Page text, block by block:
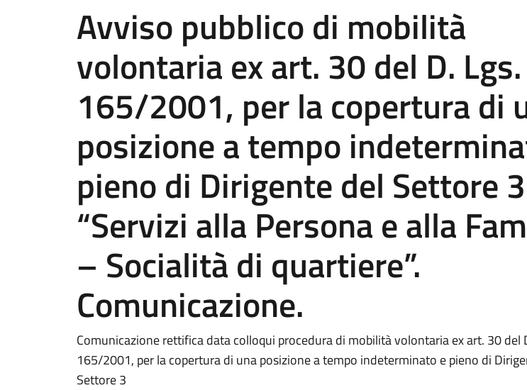
Avviso pubblico di mobilità
volontaria ex art. 30 del D.
165/2001, per la copertura di
posizione a tempo
pieno di Dirigente del Settore 3
“Servizi alla Persona e alla
– Socialità di quartiere”.
Comunicazione.
Comunicazione rettifica data colloqui procedura di mobilità volontaria ex art. 30 del
165/2001, per la copertura di una posizione a tempo indeterminato e pieno di
Settore 3